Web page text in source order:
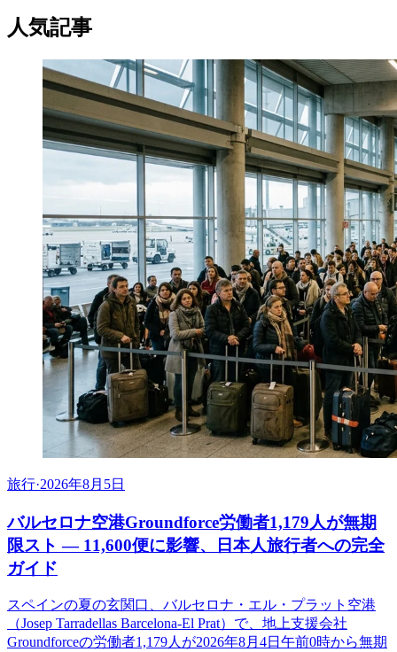
人気記事
旅行·2026年8月5日
バルセロナ空港Groundforce労働者1,179人が無期
限スト ― 11,600便に影響、日本人旅行者への完全
ガイド
スペインの夏の玄関口、バルセロナ・エル・プラット空港
（Josep Tarradellas Barcelona-El Prat）で、地上支援会社
Groundforceの労働者1,179人が2026年8月4日午前0時から無期